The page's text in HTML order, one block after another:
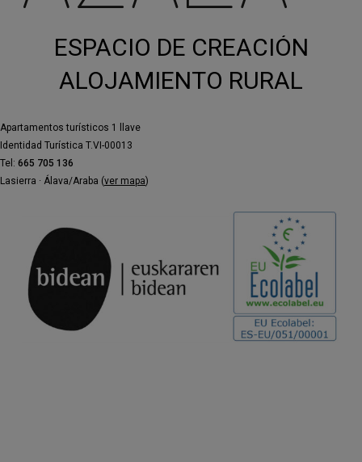
ESPACIO DE CREACIÓN
ALOJAMIENTO RURAL
Apartamentos turísticos 1 llave
Identidad Turística T.VI-00013
Tel: 665 705 136
Lasierra · Álava/Araba (ver mapa)